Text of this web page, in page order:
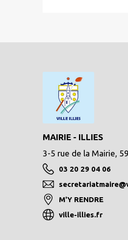
MAIRIE - ILLIES
3-5 rue de la Mairie,
03 20 29 04 06
M'Y RENDRE
ville-illies.fr